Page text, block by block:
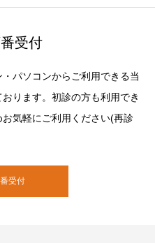
受付
パソコンからご利用できる当
ります。初診の方も利用でき
気軽にご利用ください(再診
受付